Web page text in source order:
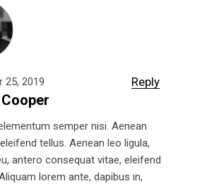
25, 2019 Reply
semper nisi. Aenean
tellus. Aenean leo ligula,
antero consequat vitae, eleifend
lorem ante, dapibus in,